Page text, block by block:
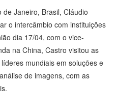
Janeiro, Brasil, Cláudio
o intercâmbio com instituições
dia 17/04, com o vice-
na China, Castro visitou as
mundiais em soluções e
de imagens, com as